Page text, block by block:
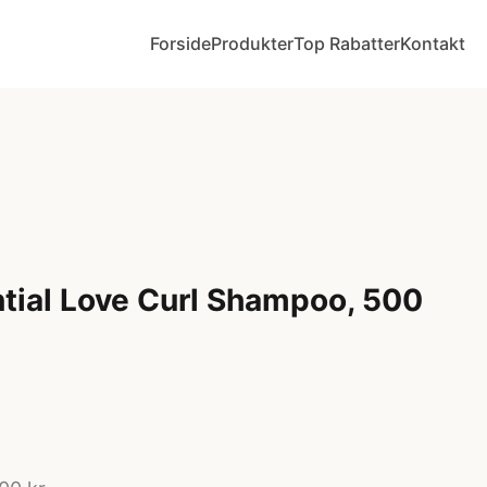
ForsideProdukterTop RabatterKontakt
Love Curl Shampoo, 500